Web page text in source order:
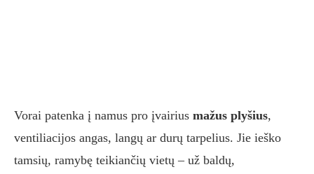
Vorai patenka į namus pro įvairius mažus plyšius,
ventiliacijos angas, langų ar durų tarpelius. Jie ieško
tamsių, ramybę teikiančių vietų – už baldų,